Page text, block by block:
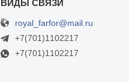
royal_farfor@mail.ru
+7(701)1102217
+7(701)1102217